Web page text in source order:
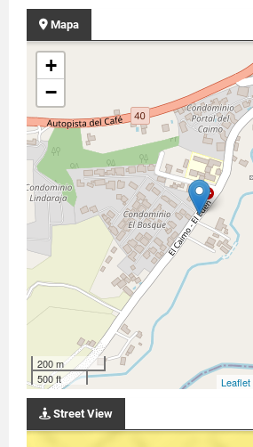
Mapa
+
−
200 m
500 ft
Leaflet
Street View